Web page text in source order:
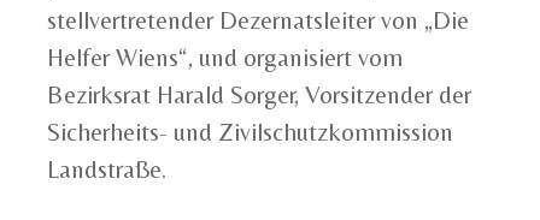
stellvertretender Dezernatsleiter von „Die
Helfer Wiens“, und organisiert vom
Bezirksrat Harald Sorger, Vorsitzender der
Sicherheits- und Zivilschutzkommission
Landstraße.